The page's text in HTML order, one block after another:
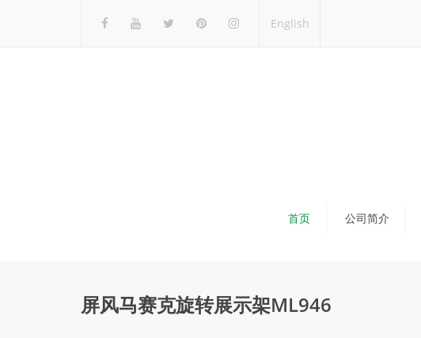
English
首页 公司简介
屏风马赛克旋转展示架ML946